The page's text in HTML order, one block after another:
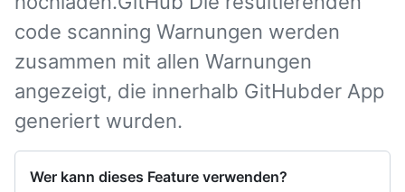
code scanning Warnungen werden
zusammen mit allen Warnungen
angezeigt, die innerhalb GitHubder App
generiert wurden.
Wer kann dieses Feature verwenden?